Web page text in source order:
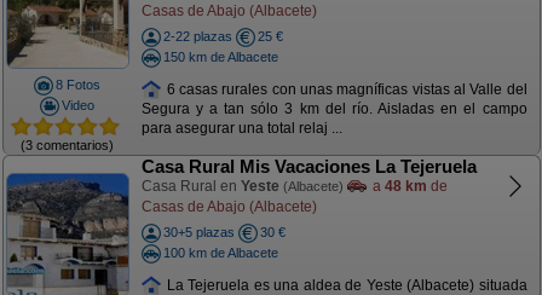
8 Fotos
Video
(3 comentarios)
Casas de Abajo (Albacete)
2-22 plazas
25 €
150 km de Albacete
6 casas rurales con unas magníficas vistas al Valle del
Segura y a tan sólo 3 km del río. Aisladas en el campo
para asegurar una total relaj ...
Casa Rural Mis Vacaciones La Tejeruela
Casa Rural en Yeste (Albacete) a 48 km de
Casas de Abajo (Albacete)
30+5 plazas
30 €
100 km de Albacete
La Tejeruela es una aldea de Yeste (Albacete) situada